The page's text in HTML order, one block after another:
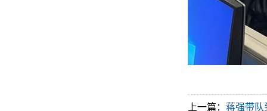
上一篇： 蒋强带队